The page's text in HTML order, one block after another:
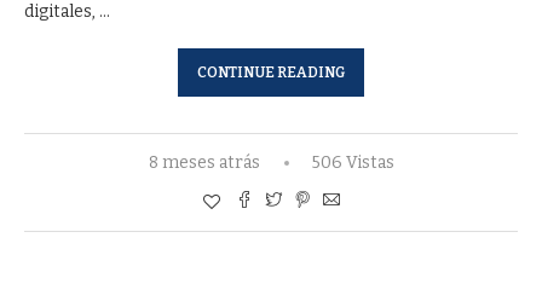
digitales, …
CONTINUE READING
8 meses atrás 506 Vistas